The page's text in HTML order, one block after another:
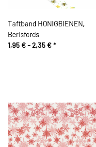
Taftband HONIGBIENEN,
Berisfords
1,95 € -2,35 € *